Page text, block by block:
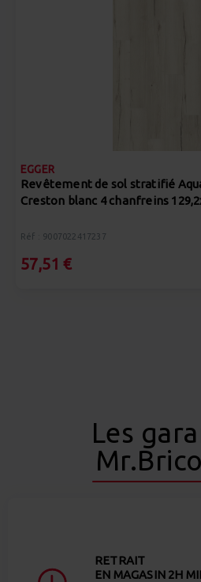
EGGER
Revêtement de sol stratifié
Creston blanc 4 chanfreins
Réf : 9007022417237
57,51 €
Les
RETRAIT
EN MAGASIN 2H